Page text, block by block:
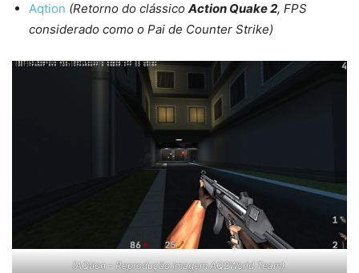
Aqtion (Retorno do clássico Action Quake 2, FPS
considerado como o Pai de Counter Strike)
(AQtion – Reprodução Imagem AQ2World Team).